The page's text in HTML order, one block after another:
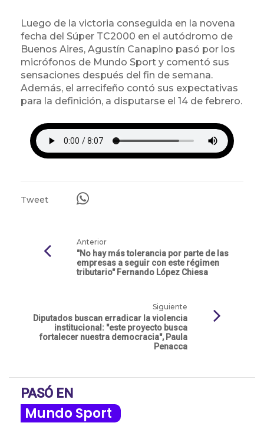
Luego de la victoria conseguida en la novena
fecha del Súper TC2000 en el autódromo de
Buenos Aires, Agustín Canapino pasó por los
micrófonos de Mundo Sport y comentó sus
sensaciones después del fin de semana.
Además, el arrecifeño contó sus expectativas
para la definición, a disputarse el 14 de febrero.
Tweet
Anterior
"No hay más tolerancia por parte de las
empresas a seguir con este régimen
tributario" Fernando López Chiesa
Siguiente
Diputados buscan erradicar la violencia
institucional: "este proyecto busca
fortalecer nuestra democracia", Paula
Penacca
PASÓ EN
Mundo Sport